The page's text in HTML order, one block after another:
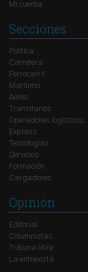
Mi cuenta
Secciones
Política
Carretera
Ferrocarril
Marítimo
Aéreo
Transitarios
Operadores logísticos
Express
Tecnologías
Servicios
Formación
Cargadores
Opinión
Editorial
Columnistas
Tribuna libre
La entrevista